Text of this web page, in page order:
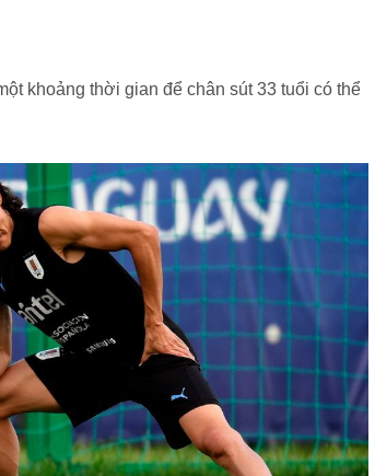
khoảng thời gian để chân sút 33 tuổi có thể